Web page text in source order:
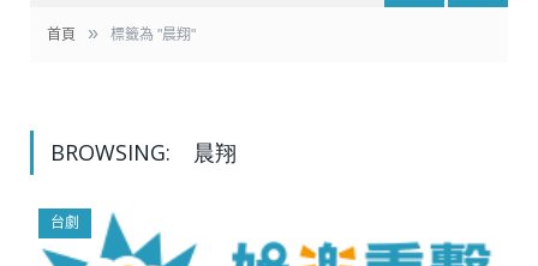
首頁 » 標籤為 "晨翔"
BROWSING: 晨翔
台劇